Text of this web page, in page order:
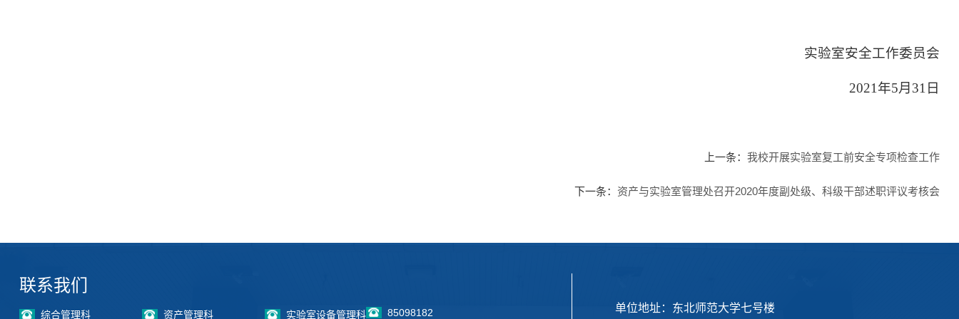
实验室安全工作委员会
2021 年5月 31 日
上一条：我校开展实验室复工前安全专项检查工作
下一条： 资产与实验室管理处召开2020年度副处级、科级干部述职评议考核会
联系我们
综合管理科 资产管理科 实验室设备管理科 85098182 单位地址：东北师范大学七号楼